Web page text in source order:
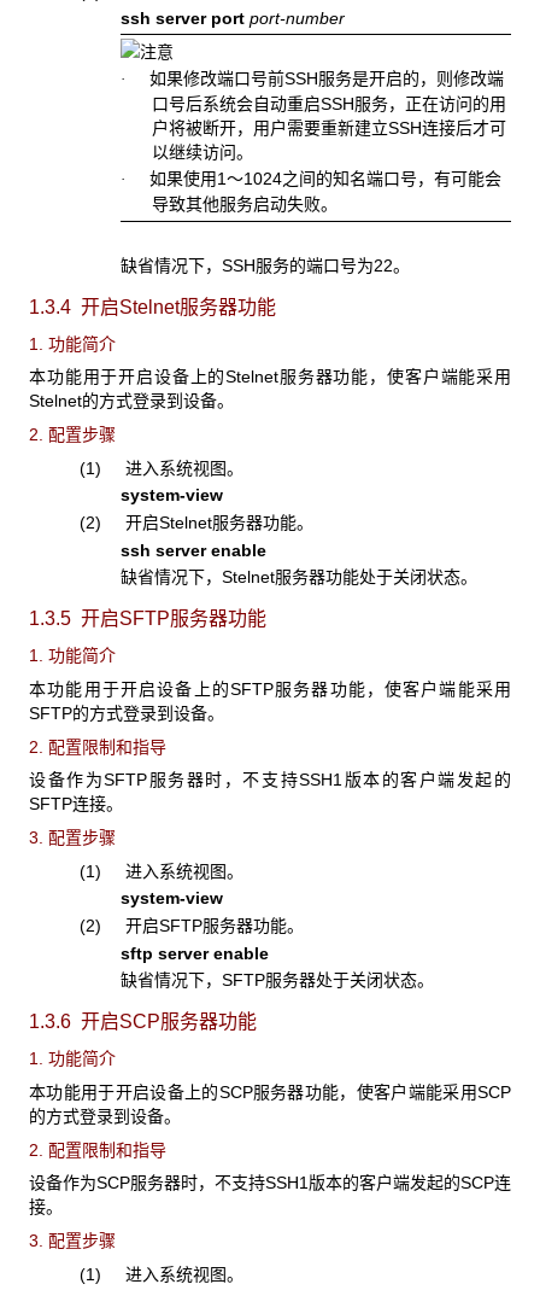
ssh server port port-number
· 如果修改端口号前SSH服务是开启的，则修改端
口号后系统会自动重启SSH服务，正在访问的用
户将被断开，用户需要重新建立SSH连接后才可
以继续访问。
· 如果使用1～1024之间的知名端口号，有可能会
导致其他服务启动失败。
缺省情况下，SSH服务的端口号为22。
1.3.4 开启Stelnet服务器功能
1. 功能简介
本功能用于开启设备上的Stelnet服务器功能，使客户端能采用
Stelnet的方式登录到设备。
2. 配置步骤
(1) 进入系统视图。
system-view
(2) 开启Stelnet服务器功能。
ssh server enable
缺省情况下，Stelnet服务器功能处于关闭状态。
1.3.5 开启SFTP服务器功能
1. 功能简介
本功能用于开启设备上的SFTP服务器功能，使客户端能采用
SFTP的方式登录到设备。
2. 配置限制和指导
设备作为SFTP服务器时，不支持SSH1版本的客户端发起的
SFTP连接。
3. 配置步骤
(1) 进入系统视图。
system-view
(2) 开启SFTP服务器功能。
sftp server enable
缺省情况下，SFTP服务器处于关闭状态。
1.3.6 开启SCP服务器功能
1. 功能简介
本功能用于开启设备上的SCP服务器功能，使客户端能采用SCP
的方式登录到设备。
2. 配置限制和指导
设备作为SCP服务器时，不支持SSH1版本的客户端发起的SCP连
接。
3. 配置步骤
(1) 进入系统视图。